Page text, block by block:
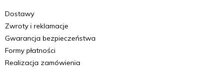
Dostawy
Zwroty i reklamacje
Gwarancja bezpieczeństwa
Formy płatności
Realizacja zamówienia